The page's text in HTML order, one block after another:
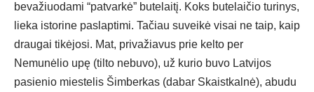
bevažiuodami “patvarkė” butelaitį. Koks butelaičio turinys,
lieka istorine paslaptimi. Tačiau suveikė visai ne taip, kaip
draugai tikėjosi. Mat, privažiavus prie kelto per
Nemunėlio upę (tilto nebuvo), už kurio buvo Latvijos
pasienio miestelis Šimberkas (dabar Skaistkalnė), abudu